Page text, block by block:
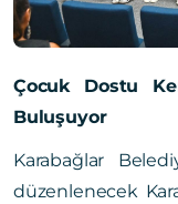
Çocuk Dostu
Buluşuyor
Karabağlar
düzenlenecek